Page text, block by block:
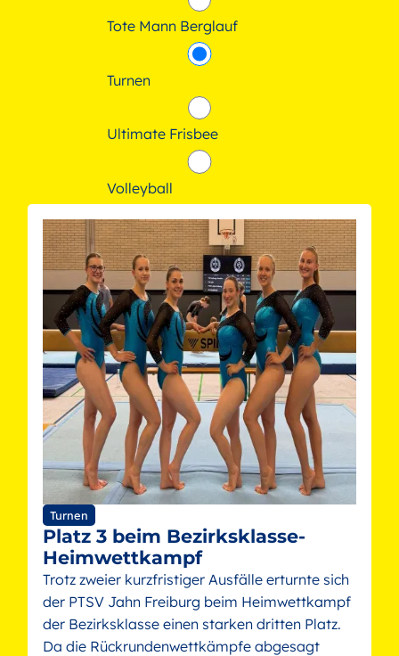
Tote Mann Berglauf
Turnen
Ultimate Frisbee
Volleyball
Turnen
Platz 3 beim Bezirksklasse-
Heimwettkampf
Trotz zweier kurzfristiger Ausfälle erturnte sich
der PTSV Jahn Freiburg beim Heimwettkampf
der Bezirksklasse einen starken dritten Platz.
Da die Rückrundenwettkämpfe abgesagt